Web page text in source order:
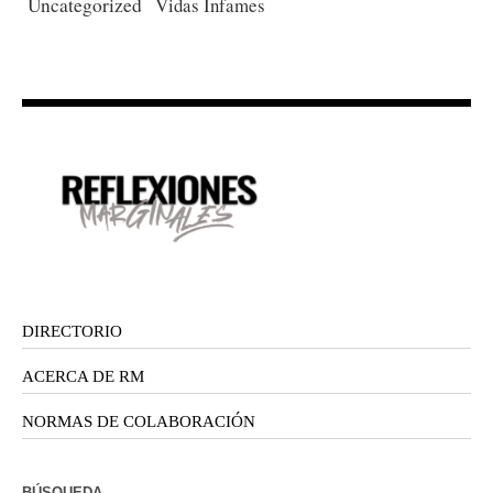
DIRECTORIO
ACERCA DE RM
NORMAS DE COLABORACIÓN